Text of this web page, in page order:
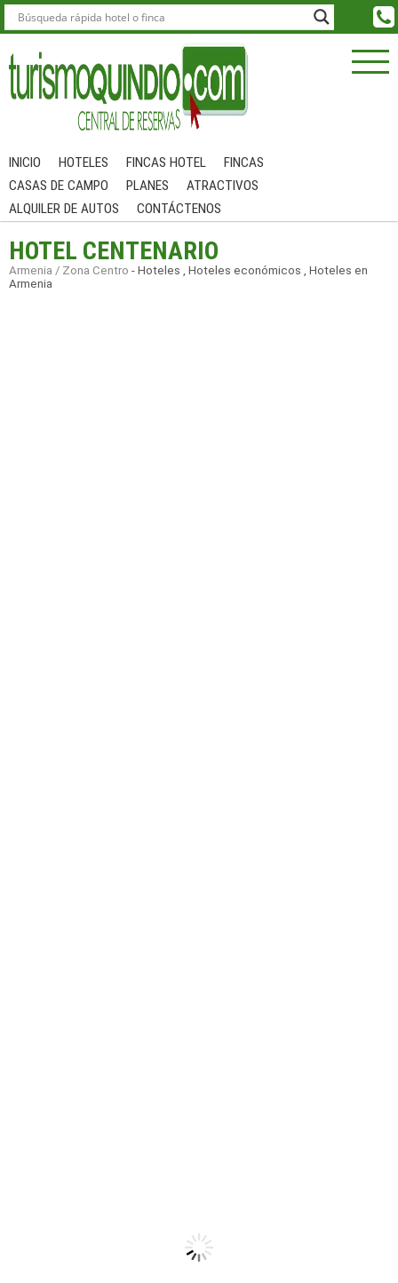
INICIO HOTELES FINCAS HOTEL
FINCAS
CASAS DE CAMPO
PLANES
ATRACTIVOS
ALQUILER DE AUTOS
CONTÁCTENOS
HOTEL CENTENARIO
Armenia / Zona Centro - Hoteles , Hoteles económicos , Hoteles en
Armenia